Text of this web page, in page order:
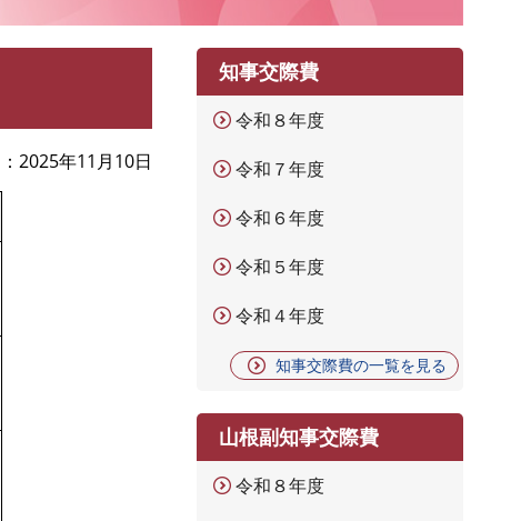
2025年11月10日
知事交際費
令和８年度
令和７年度
令和６年度
令和５年度
令和４年度
知事交際費の一覧を見る
山根副知事交際費
令和８年度